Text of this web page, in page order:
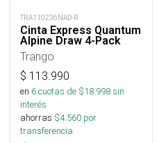
TRA110236NAD-R
Cinta Express Quantum
Alpine Draw 4-Pack
Trango
$ 113.990
en 6cuotas de $18.998sin
interés
ahorras $4.560 por
transferencia.